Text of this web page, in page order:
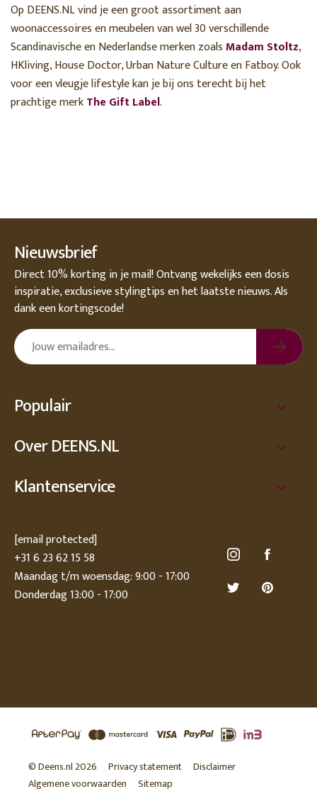
Op DEENS.NL vind je een groot assortiment aan
woonaccessoires en meubelen van wel 30 verschillende
Scandinavische en Nederlandse merken zoalsMadam Stoltz,
HKliving, House Doctor, Urban Nature Culture en Fatboy. Ook
voor een vleugje lifestyle kan je bij ons terecht bij het
prachtige merkThe Gift Label.
Nieuwsbrief
Direct 10% korting in je mail! Ontvang wekelijks een dosis
inspiratie, exclusieve stylingtips en het laatste nieuws. Als
dank een kortingscode!
Populair
Over DEENS.NL
Klantenservice
[email protected]
+31 6 23 62 15 58
Maandag t/m woensdag: 9:00 - 17:00
Donderdag 13:00 - 17:00
© Deens.nl 2026 Privacy statement
Disclaimer
Algemene voorwaarden
Sitemap